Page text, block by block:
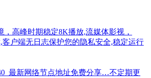
最新网络节点地址免费分享…不定期更